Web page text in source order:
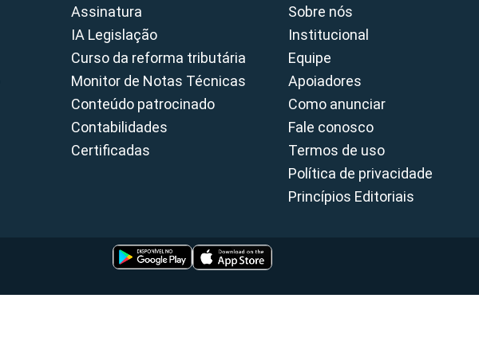
Assinatura
IA Legislação
Curso da reforma tributária
Monitor de Notas Técnicas
Conteúdo patrocinado
Contabilidades
Certificadas
Sobre nós
Institucional
Equipe
Apoiadores
Como anunciar
Fale conosco
Termos de uso
Política de privacidade
Princípios Editoriais